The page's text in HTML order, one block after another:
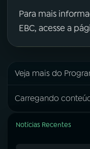
Para mais
EBC, acesse a
Veja mais do
Carregando
Notícias Recentes